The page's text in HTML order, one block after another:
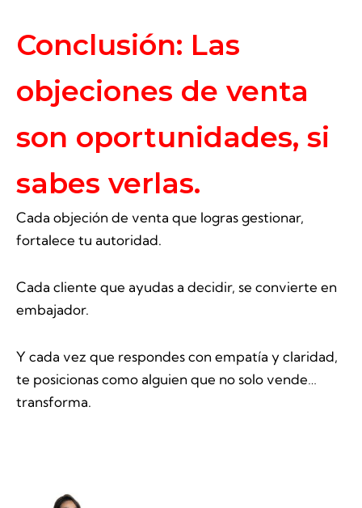
Conclusión: Las
objeciones de venta
son oportunidades, si
sabes verlas.
Cada objeción de venta que logras gestionar,
fortalece tu autoridad.
Cada cliente que ayudas a decidir, se convierte en
embajador.
Y cada vez que respondes con empatía y claridad,
te posicionas como alguien que no solo vende…
transforma.